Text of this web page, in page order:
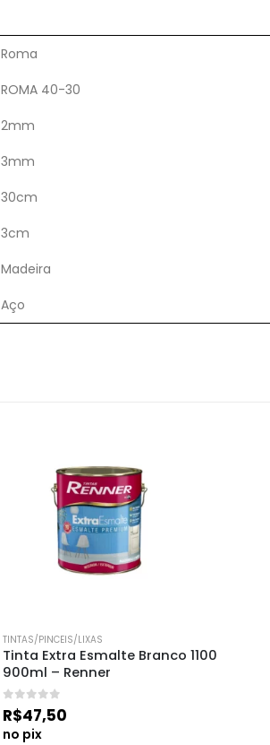
Roma
ROMA 40-30
2mm
3mm
30cm
3cm
Madeira
Aço
TINTAS/PINCEIS/LIXAS
Tinta Extra Esmalte Branco 1100
900ml – Renner
0 de 5
R$47,50
no pix